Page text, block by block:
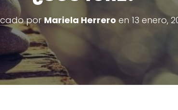
porMariela Herreroen 13 enero,